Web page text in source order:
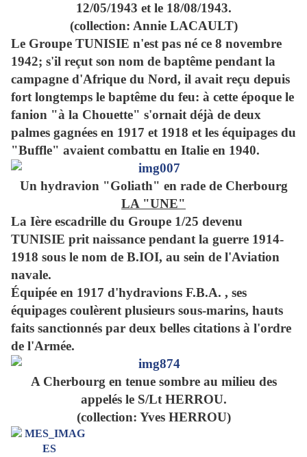
12/05/1943 et le 18/08/1943.
(collection: Annie LACAULT)
Le Groupe TUNISIE n'est pas né ce 8 novembre
1942; s'il reçut son nom de baptême pendant la
campagne d'Afrique du Nord, il avait reçu depuis
fort longtemps le baptême du feu: à cette époque le
fanion "à la Chouette" s'ornait déjà de deux
palmes gagnées en 1917 et 1918 et les équipages du
"Buffle" avaient combattu en Italie en 1940.
Un hydravion "Goliath" en rade de Cherbourg
LA "UNE"
La Ière escadrille du Groupe 1/25 devenu
TUNISIE prit naissance pendant la guerre 1914-
1918 sous le nom de B.IOI, au sein de l'Aviation
navale.
Équipée en 1917 d'hydravions F.B.A. , ses
équipages coulèrent plusieurs sous-marins, hauts
faits sanctionnés par deux belles citations à l'ordre
de l'Armée.
A Cherbourg en tenue sombre au milieu des
appelés le S/Lt HERROU.
(collection: Yves HERROU)